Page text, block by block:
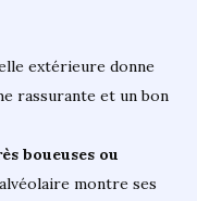
extérieure donne
rassurante et un bon
boueuses ou
montre ses